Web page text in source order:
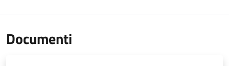
Documenti